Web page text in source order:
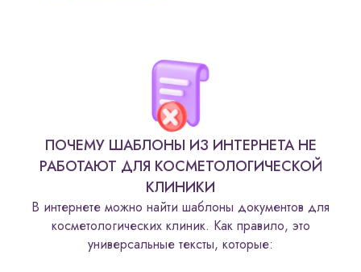
ПОЧЕМУ ШАБЛОНЫ ИЗ ИНТЕРНЕТА НЕ
РАБОТАЮТ ДЛЯ КОСМЕТОЛОГИЧЕСКОЙ
КЛИНИКИ
В интернете можно найти шаблоны документов для
косметологических клиник. Как правило, это
универсальные тексты, которые: